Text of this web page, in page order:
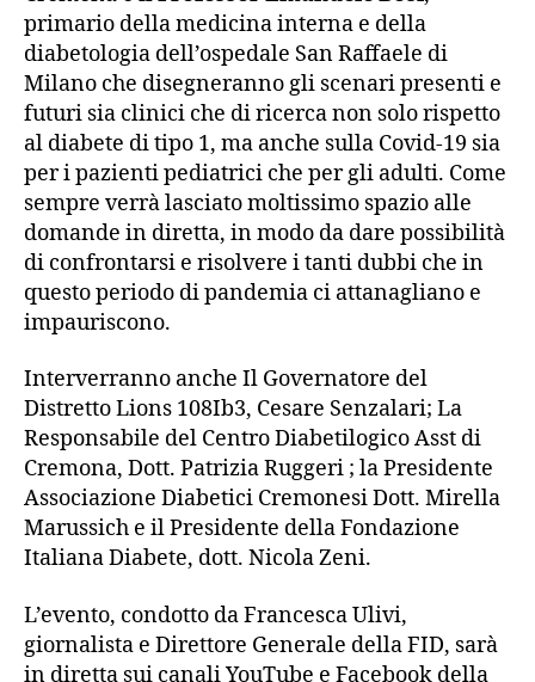
primario della medicina interna e della
diabetologia dell’ospedale San Raffaele di
Milano che disegneranno gli scenari presenti e
futuri sia clinici che di ricerca non solo rispetto
al diabete di tipo 1, ma anche sulla Covid-19 sia
per i pazienti pediatrici che per gli adulti. Come
sempre verrà lasciato moltissimo spazio alle
domande in diretta, in modo da dare possibilità
di confrontarsi e risolvere i tanti dubbi che in
questo periodo di pandemia ci attanagliano e
impauriscono.
Interverranno anche Il Governatore del
Distretto Lions 108Ib3, Cesare Senzalari; La
Responsabile del Centro Diabetilogico Asst di
Cremona, Dott. Patrizia Ruggeri ; la Presidente
Associazione Diabetici Cremonesi Dott. Mirella
Marussich e il Presidente della Fondazione
Italiana Diabete, dott. Nicola Zeni.
L’evento, condotto da Francesca Ulivi,
giornalista e Direttore Generale della FID, sarà
in diretta sui canali YouTube e Facebook della